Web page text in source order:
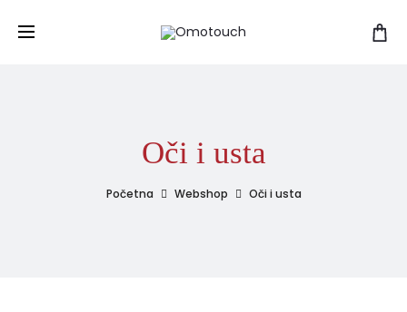
Oči i usta
Početna Webshop Oči i usta